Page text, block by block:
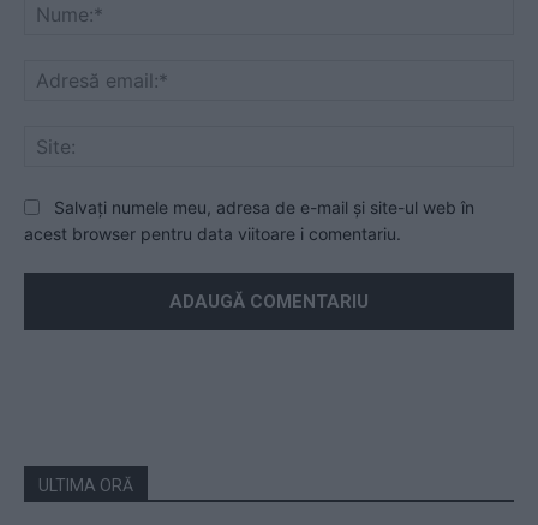
Salvați numele meu, adresa de e-mail și site-ul web în
acest browser pentru data viitoare i comentariu.
ULTIMA ORĂ